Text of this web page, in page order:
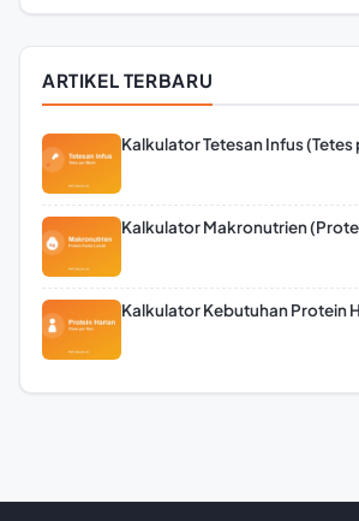
ARTIKEL TERBARU
Kalkulator Tetesan Infus (Tetes
Kalkulator Makronutrien
Kalkulator Kebutuhan Protein